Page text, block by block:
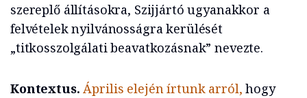
szereplő állításokra, Szijjártó ugyanakkor a
felvételek nyilvánosságra kerülését
„titkosszolgálati beavatkozásnak” nevezte.
Kontextus.Április elején írtunk arról,hogy